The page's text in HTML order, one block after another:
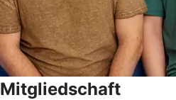
Mitgliedschaft